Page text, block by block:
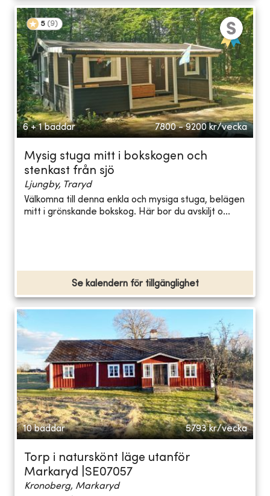
5 (9)
6 + 1 bäddar 7800 - 9200 kr/vecka
Mysig stuga mitt i bokskogen och
stenkast från sjö
Ljungby, Traryd
Välkomna till denna enkla och mysiga stuga, belägen
mitt i grönskande bokskog. Här bor du avskiljt o...
Se kalendern för tillgänglighet
10 bäddar 5793 kr/vecka
Torp i naturskönt läge utanför
Markaryd |SE07057
Kronoberg, Markaryd